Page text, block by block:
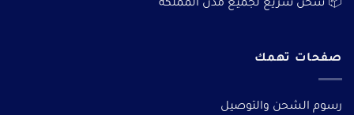
📦 شحن سريع لجميع مدن المملكة
صفحات تهمك
رسوم الشحن والتوصيل